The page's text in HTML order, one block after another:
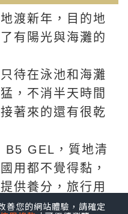
渡新年，目的地
有陽光與海灘的
待在泳池和海灘
，不消半天時間
著來的還有很乾
GEL，質地清
用都不覺得黏，
供養分，旅行用
已經足夠。而且
您的網站體驗，請確定